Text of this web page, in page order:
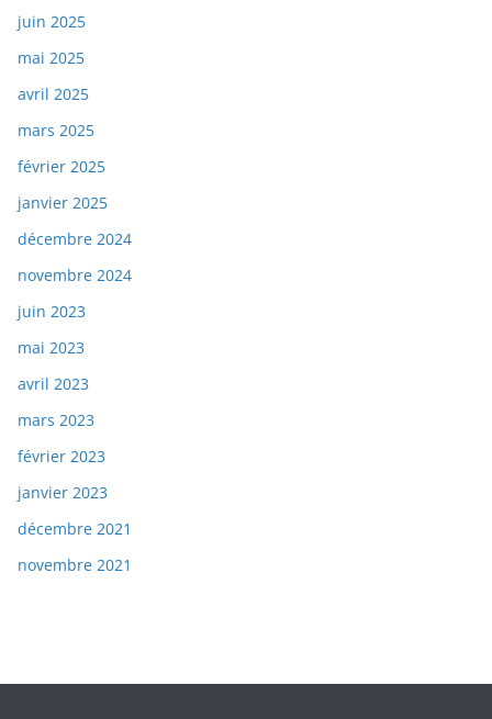
juin 2025
mai 2025
avril 2025
mars 2025
février 2025
janvier 2025
décembre 2024
novembre 2024
juin 2023
mai 2023
avril 2023
mars 2023
février 2023
janvier 2023
décembre 2021
novembre 2021